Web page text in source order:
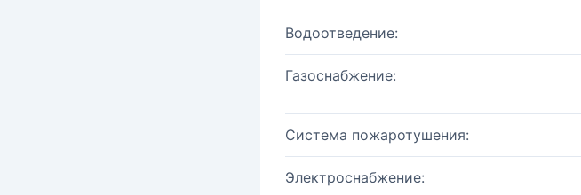
Водоотведение:
Газоснабжение:
Система пожаротушения:
Электроснабжение: